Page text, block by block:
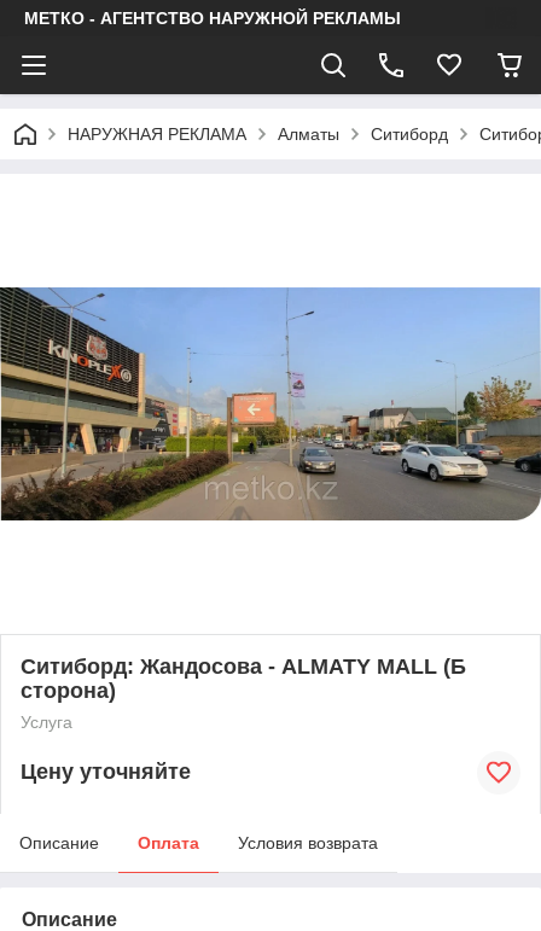
МЕТКО - АГЕНТСТВО НАРУЖНОЙ РЕКЛАМЫ
НАРУЖНАЯ РЕКЛАМА Алматы Ситиборд
Ситиборд: Жандосова - ALMATY MALL (Б
сторона)
Услуга
Цену уточняйте
Описание Оплата Условия возврата
Описание